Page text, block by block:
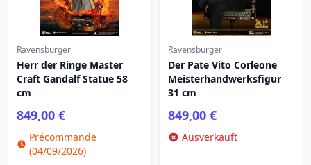
Ravensburger
Herr der Ringe Master
Craft Gandalf Statue 58
cm
849,00 €
Précommande
(04/09/2026)
Ravensburger
Der Pate Vito Corleone
Meisterhandwerksfigur
31 cm
849,00 €
Ausverkauft